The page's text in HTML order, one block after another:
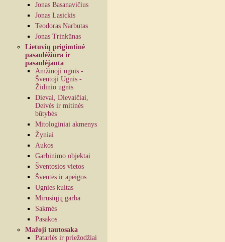
Jonas Basanavičius
Jonas Lasickis
Teodoras Narbutas
Jonas Trinkūnas
Lietuvių prigimtinė
pasaulėžiūra ir
pasaulėjauta
Amžinoji ugnis -
Šventoji Ugnis -
Židinio ugnis
Dievai, Dievaičiai,
Deivės ir mitinės
būtybės
Mitologiniai akmenys
Žyniai
Aukos
Garbinimo objektai
Šventosios vietos
Šventės ir apeigos
Ugnies kultas
Mirusiųjų garba
Sakmės
Pasakos
Mažoji tautosaka
Patarlės ir priežodžiai